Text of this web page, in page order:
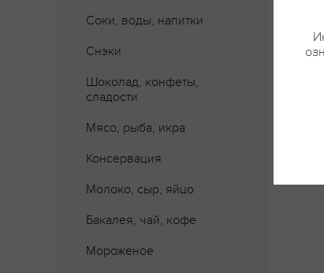
Соки, воды, напитки
Снэки
Шоколад, конфеты,
сладости
Мясо, рыба, икра
Консервация
Молоко, сыр, яйцо
Бакалея, чай, кофе
Мороженое